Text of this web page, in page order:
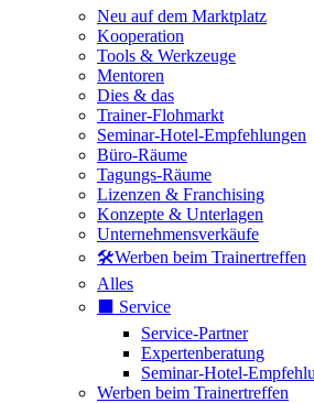
Neu auf dem Marktplatz
Kooperation
Tools & Werkzeuge
Mentoren
Dies & das
Trainer-Flohmarkt
Seminar-Hotel-Empfehlungen
Büro-Räume
Tagungs-Räume
Lizenzen & Franchising
Konzepte & Unterlagen
Unternehmensverkäufe
🛠️Werben beim Trainertreffen
Alles
⬛️ Service
Service-Partner
Expertenberatung
Seminar-Hotel-
Werben beim Trainertreffen